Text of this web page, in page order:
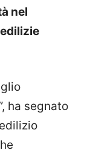
nel
ha segnato